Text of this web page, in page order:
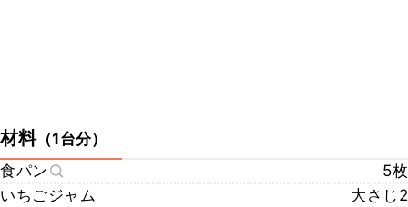
材料（1台分）
食パン
5枚
いちごジャム
大さじ2